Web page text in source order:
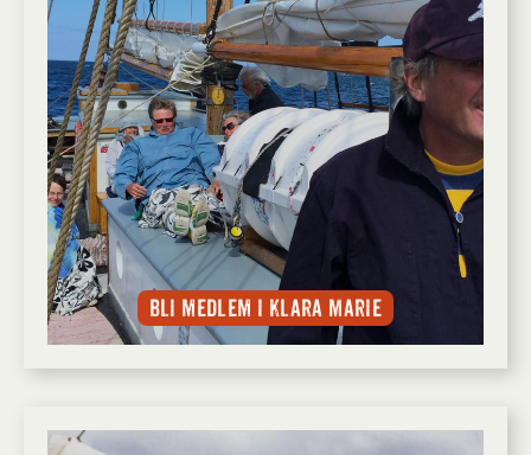
Bli medlem i Klara Marie